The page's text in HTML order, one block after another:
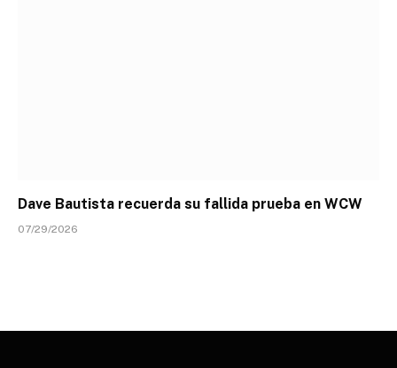
Dave Bautista recuerda su fallida prueba en WCW
07/29/2026